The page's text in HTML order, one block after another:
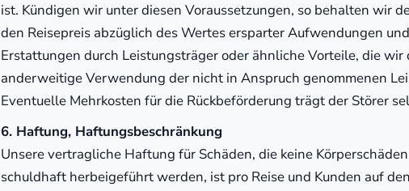
ist. Kündigen wir unter diesen Voraussetzungen, so behalten wir
den Reisepreis abzüglich des Wertes ersparter Aufwendungen
Erstattungen durch Leistungsträger oder ähnliche Vorteile, die wir
anderweitige Verwendung der nicht in Anspruch genommenen
Eventuelle Mehrkosten für die Rückbeförderung trägt der Störer
6. Haftung, Haftungsbeschränkung
Unsere vertragliche Haftung für Schäden, die keine
schuldhaft herbeigeführt werden, ist pro Reise und Kunden auf